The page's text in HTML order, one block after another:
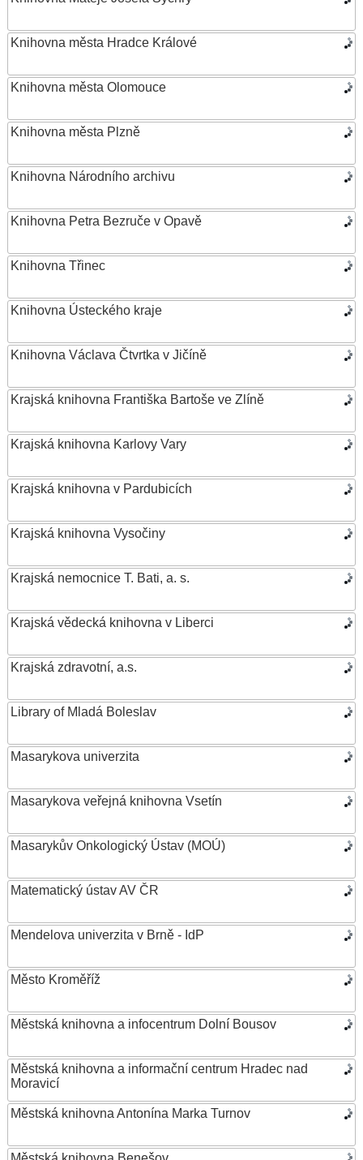
Knihovna města Hradce Králové
Knihovna města Olomouce
Knihovna města Plzně
Knihovna Národního archivu
Knihovna Petra Bezruče v Opavě
Knihovna Třinec
Knihovna Ústeckého kraje
Knihovna Václava Čtvrtka v Jičíně
Krajská knihovna Františka Bartoše ve Zlíně
Krajská knihovna Karlovy Vary
Krajská knihovna v Pardubicích
Krajská knihovna Vysočiny
Krajská nemocnice T. Bati, a. s.
Krajská vědecká knihovna v Liberci
Krajská zdravotní, a.s.
Library of Mladá Boleslav
Masarykova univerzita
Masarykova veřejná knihovna Vsetín
Masarykův Onkologický Ústav (MOÚ)
Matematický ústav AV ČR
Mendelova univerzita v Brně - IdP
Město Kroměříž
Městská knihovna a infocentrum Dolní Bousov
Městská knihovna a informační centrum Hradec nad
Moravicí
Městská knihovna Antonína Marka Turnov